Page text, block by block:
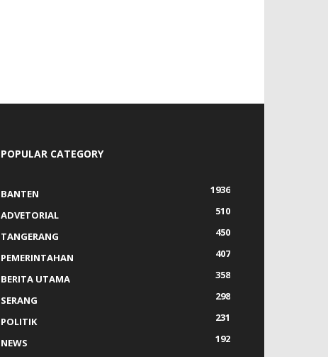
POPULAR CATEGORY
BANTEN
1936
ADVETORIAL
510
TANGERANG
450
PEMERINTAHAN
407
BERITA UTAMA
358
SERANG
298
POLITIK
231
NEWS
192